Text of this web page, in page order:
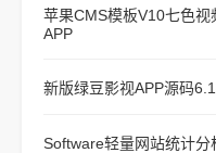
苹果CMS模板V10七色
APP
新版绿豆影视APP源码
Software轻量网站统计分